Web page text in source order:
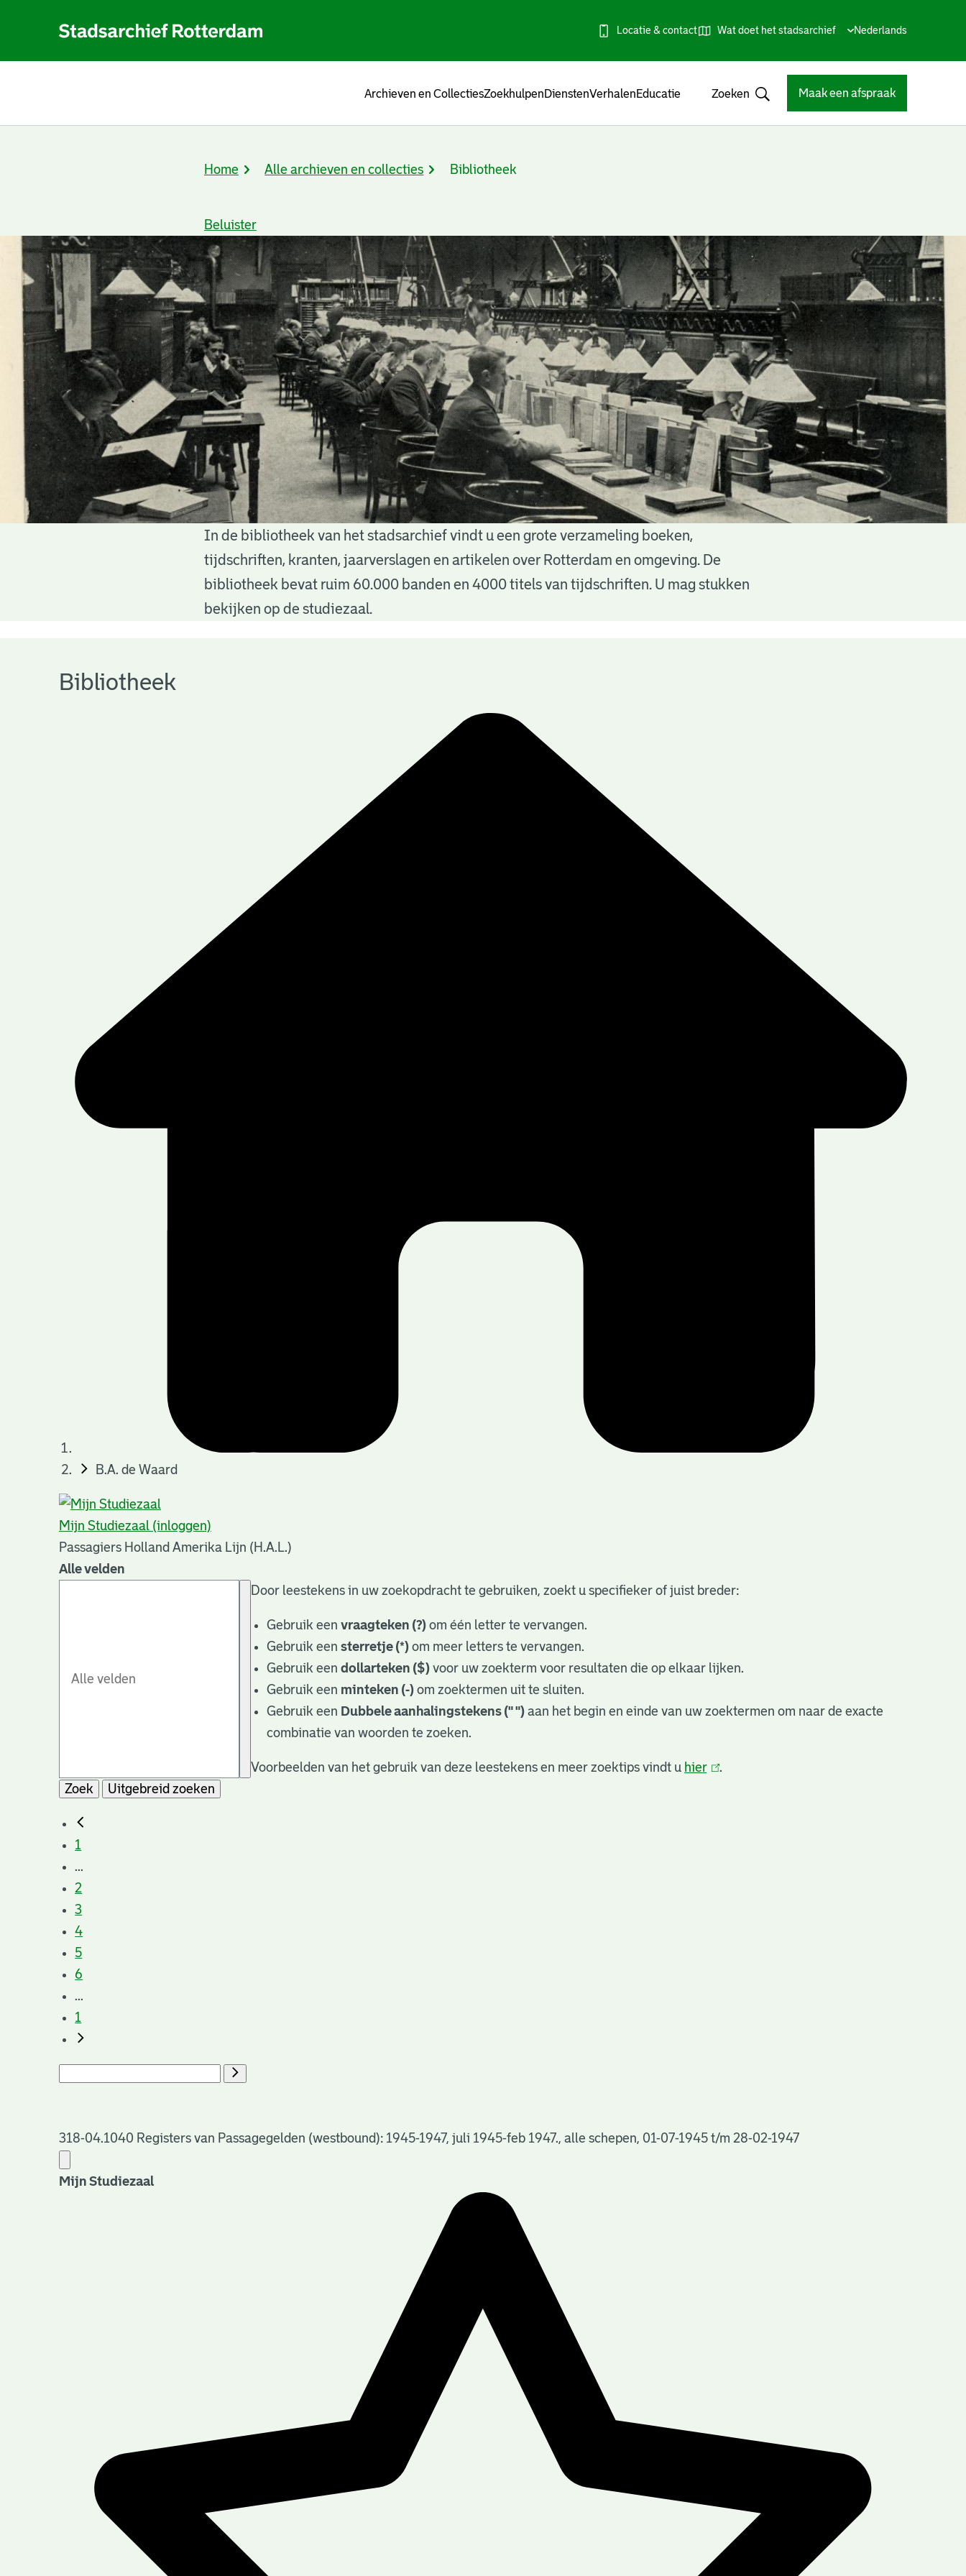
Locatie & contact Wat doet het stadsarchief
Huidige
Nederlands
Archieven en CollectiesZoekhulpenDienstenVerhalenEducatie Zoeken Maak een afspraak
Kruimelpad
Home Alle archieven en collecties Bibliotheek
Beluister
In de bibliotheek van het stadsarchief vindt u een grote verzameling boeken,
tijdschriften, kranten, jaarverslagen en artikelen over Rotterdam en omgeving. De
bibliotheek bevat ruim 60.000 banden en 4000 titels van tijdschriften. U mag stukken
bekijken op de studiezaal.
Bibliotheek
B.A. de Waard
Mijn Studiezaal (inloggen)
Passagiers Holland Amerika Lijn (H.A.L.)
Alle velden
Door leestekens in uw zoekopdracht te gebruiken, zoekt u specifieker of juist breder:
Gebruik eenvraagteken (?) om één letter te vervangen.
Gebruik eensterretje (*) om meer letters te vervangen.
Gebruik eendollarteken ($) voor uw zoekterm voor resultaten die op elkaar lijken.
Gebruik een minteken (-) om zoektermen uit te sluiten.
Gebruik een Dubbele aanhalingstekens (" ") aan het begin en einde van uw zoektermen om naar de exacte
combinatie van woorden te zoeken.
Voorbeelden van het gebruik van deze leestekens en meer zoektips vindt u hier(link
.
Zoek
Uitgebreid zoeken
1
...
2
3
4
5
6
...
1
318-04.1040 Registers van Passagegelden (westbound): 1945-1947, juli 1945-feb 1947., alle schepen, 01-07-1945 t/m 28-02-1947
Mijn Studiezaal